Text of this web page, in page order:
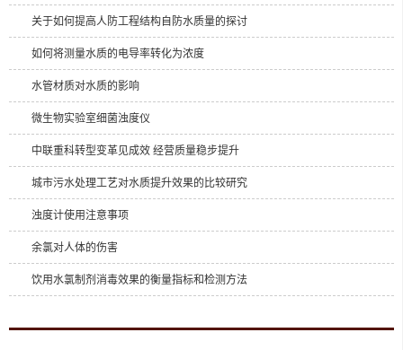
关于如何提高人防工程结构自防水质量的探讨
如何将测量水质的电导率转化为浓度
水管材质对水质的影响
微生物实验室细菌浊度仪
中联重科转型变革见成效 经营质量稳步提升
城市污水处理工艺对水质提升效果的比较研究
浊度计使用注意事项
余氯对人体的伤害
饮用水氯制剂消毒效果的衡量指标和检测方法